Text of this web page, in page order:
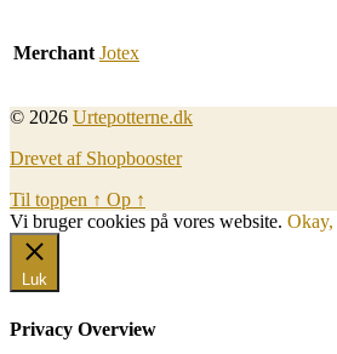
Merchant Jotex
© 2026 Urtepotterne.dk
Drevet af Shopbooster
Til toppen ↑ Op ↑
Vi bruger cookies på vores website. Okay,
Luk
Privacy Overview